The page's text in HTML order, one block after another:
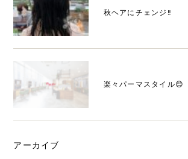
秋ヘアにチェンジ‼️
楽々パーマスタイル😊
アーカイブ